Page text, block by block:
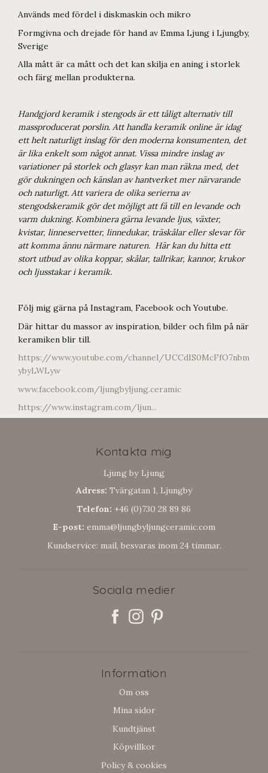
Används med fördel i diskmaskin och mikro
Formgivna och drejade för hand av Emma Ljung i Ljungby,
Sverige
Alla mått är ca mått och det kan skilja en aning i storlek
och färg mellan produkterna.
Handgjord keramik i stengods är ett tåligt alternativ till
massproducerat porslin. Att handla keramik online är idag
ett helt naturligt inslag för den moderna konsumenten, det
är lika enkelt som något annat. Vissa mindre inslag av
variationer på storlek och glasyr kan man räkna med, det
gör dukningen och känslan av hantverket mer närvarande
och naturligt. Att variera de olika serierna av
stengodskeramik gör det möjligt att få till en levande och
varm dukning. Kombinera gärna levande ljus, växter,
kvistar, linneservetter, linnedukar, träskålar eller slevar för
att komma ännu närmare naturen. Här kan du hitta ett
stort utbud av olika koppar, skålar, tallrikar, kannor, krukor
och ljusstakar i keramik.
Följ mig gärna på Instagram, Facebook och Youtube.
Där hittar du massor av inspiration, bilder och film på när
keramiken blir till.
https://www.youtube.com/channel/UCCdIS0McFfO7nbm
ybyLWLyw
www.facebook.com/ljungbyljung.ceramic
https://www.instagram.com/ljun...
Kontakta mig
Ljung by Ljung
Adress: Tvärgatan 1, Ljungby
Telefon: +46 (0)730 28 89 86
E-post: emma@ljungbyljungceramic.com
Kundservice: mail, besvaras inom 24 timmar.
Sociala medier
Information
Om oss
Mina sidor
Kundtjänst
Köpvillkor
Policy & cookies